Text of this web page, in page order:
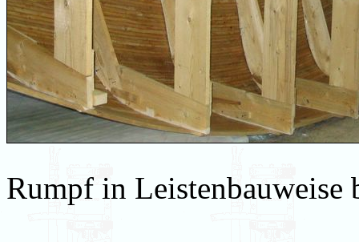
Rumpf in Leistenbauweise